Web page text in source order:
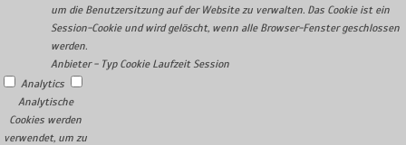
um die Benutzersitzung auf der Website zu verwalten. Das Cookie ist ein
Session-Cookie und wird gelöscht, wenn alle Browser-Fenster geschlossen
werden.
Anbieter - Typ Cookie Laufzeit Session
Analytics
Analytische
Cookies werden
verwendet, um zu